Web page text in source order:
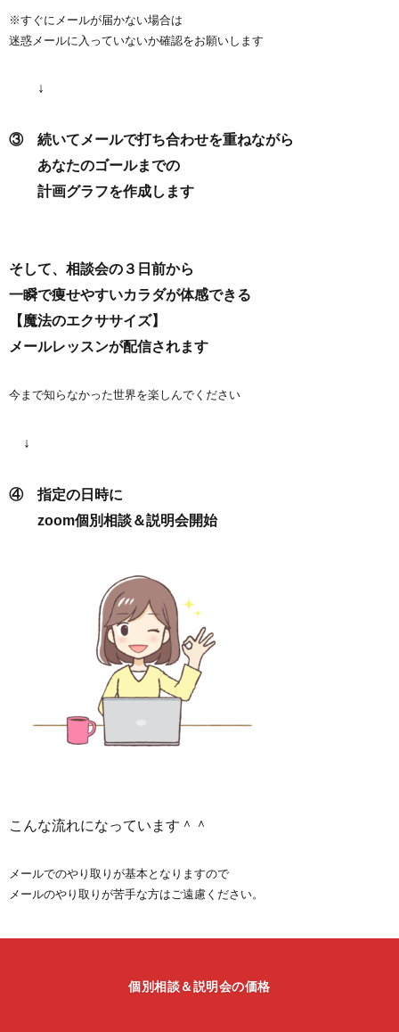
※すぐにメールが届かない場合は
迷惑メールに入っていないか確認をお願いします
↓
③ 続いてメールで打ち合わせを重ねながら
あなたのゴールまでの
計画グラフを作成します
そして、相談会の３日前から
一瞬で痩せやすいカラダが体感できる
【魔法のエクササイズ】
メールレッスンが配信されます
今まで知らなかった世界を楽しんでください
↓
④ 指定の日時に
zoom個別相談＆説明会開始
こんな流れになっています＾＾
メールでのやり取りが基本となりますので
メールのやり取りが苦手な方はご遠慮ください。
個別相談＆説明会の価格